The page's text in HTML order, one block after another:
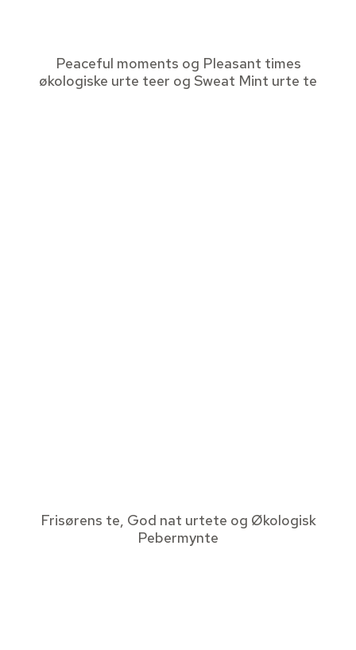
Peaceful moments og Pleasant times
økologiske urte teer og Sweat Mint urte te
Frisørens te, God nat urtete og Økologisk
Pebermynte